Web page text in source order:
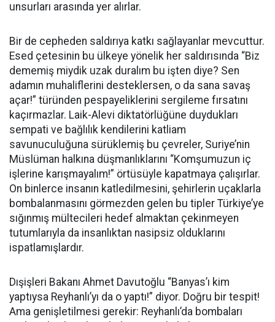
unsurları arasında yer alırlar.
Bir de cepheden saldırıya katkı sağlayanlar mevcuttur.
Esed çetesinin bu ülkeye yönelik her saldırısında “Biz
dememiş miydik uzak duralım bu işten diye? Sen
adamın muhaliflerini desteklersen, o da sana savaş
açar!” türünden pespayeliklerini sergileme fırsatını
kaçırmazlar. Laik-Alevi diktatörlüğüne duydukları
sempati ve bağlılık kendilerini katliam
savunuculuğuna sürüklemiş bu çevreler, Suriye’nin
Müslüman halkına düşmanlıklarını “Komşumuzun iç
işlerine karışmayalım!” örtüsüyle kapatmaya çalışırlar.
On binlerce insanın katledilmesini, şehirlerin uçaklarla
bombalanmasını görmezden gelen bu tipler Türkiye’ye
sığınmış mültecileri hedef almaktan çekinmeyen
tutumlarıyla da insanlıktan nasipsiz olduklarını
ispatlamışlardır.
Dışişleri Bakanı Ahmet Davutoğlu “Banyas’ı kim
yaptıysa Reyhanlı’yı da o yaptı!” diyor. Doğru bir tespit!
Ama genişletilmesi gerekir: Reyhanlı’da bombaları